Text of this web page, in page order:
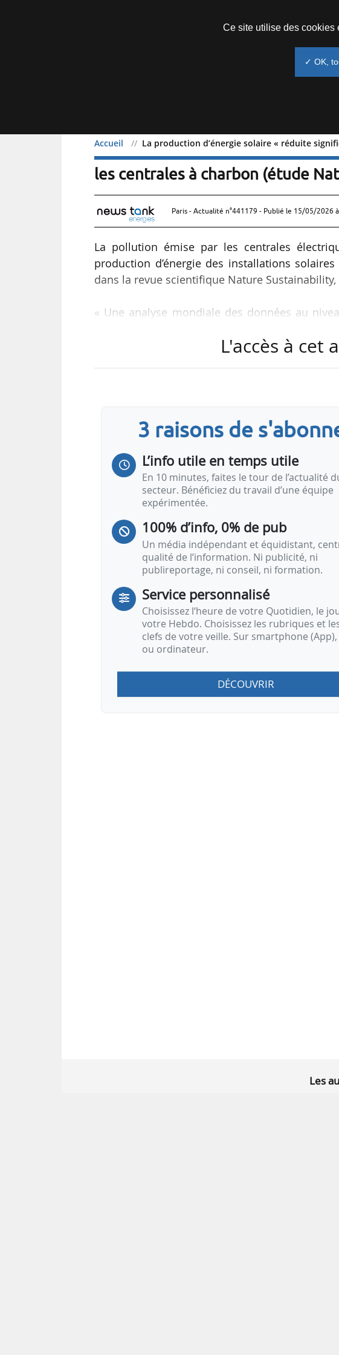
Accueil La production d’énergie solaire « réduite
La production d’énergie solaire
les centrales à charbon (étude
Paris - Actualité n°441179 - Publié le 15/05/2026
La pollution émise par les centrales
production d’énergie des installations
dans la revue scientifique Nature Sustainability,
« Une analyse mondiale des données au
photovoltaïque de 5,8 % en 2023 (111 TWh) »,
moyenne, 74 TWh par an, soit un tiers de
l’air pour…
L'accès à cet
3 raisons de
L’info utile en temps utile
En 10 minutes, faites le tour de l’actualité
secteur. Bénéficiez du travail d’une équipe
expérimentée.
100% d’info, 0% de pub
Un média indépendant et équidistant,
qualité de l’information. Ni publicité, ni
publireportage, ni conseil, ni formation.
Service personnalisé
Choisissez l‘heure de votre Quotidien, le
votre Hebdo. Choisissez les rubriques et
clefs de votre veille. Sur smartphone
ou ordinateur.
DÉCOUVRIR
Les
Ce site utilise des cookies
✓ OK,